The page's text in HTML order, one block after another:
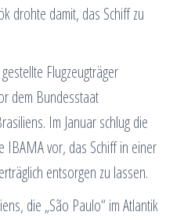
drohte damit, das Schiff zu
Flugzeugträger
dem Bundesstaat
Im Januar schlug die
IBAMA vor, das Schiff in einer
entsorgen zu lassen.
die „São Paulo“ im Atlantik